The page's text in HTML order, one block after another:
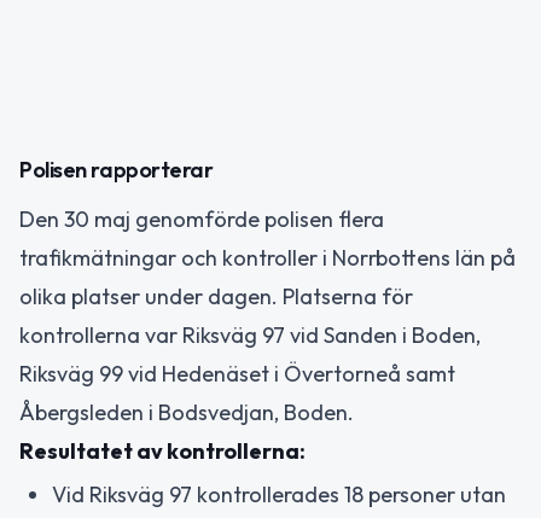
Polisen rapporterar
Den 30 maj genomförde polisen flera
trafikmätningar och kontroller i Norrbottens län på
olika platser under dagen. Platserna för
kontrollerna var Riksväg 97 vid Sanden i Boden,
Riksväg 99 vid Hedenäset i Övertorneå samt
Åbergsleden i Bodsvedjan, Boden.
Resultatet av kontrollerna:
Vid Riksväg 97 kontrollerades 18 personer utan